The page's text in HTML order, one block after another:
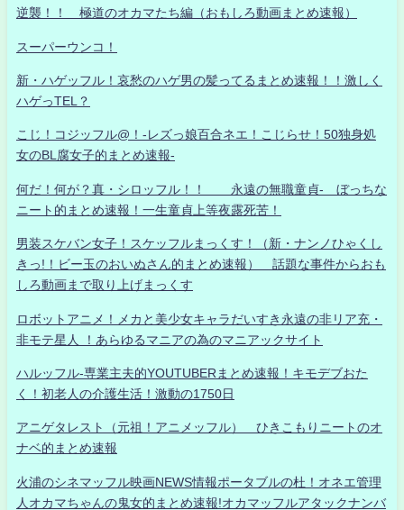
逆襲！！ 極道のオカマたち編（おもしろ動画まとめ速報）
スーパーウンコ！
新・ハゲッフル！哀愁のハゲ男の髪ってるまとめ速報！！激しく
ハゲっTEL？
こじ！コジッフル@！-レズっ娘百合ネエ！こじらせ！50独身処
女のBL腐女子的まとめ速報-
何だ！何が？真・シロッフル！！ 永遠の無職童貞- ぼっちな
ニート的まとめ速報！一生童貞上等夜露死苦！
男装スケバン女子！スケッフルまっくす！（新・ナンノひゃくし
きっ!！ビー玉のおいぬさん的まとめ速報） 話題な事件からおも
しろ動画まで取り上げまっくす
ロボットアニメ！メカと美少女キャラだいすき永遠の非リア充・
非モテ星人 ！あらゆるマニアの為のマニアックサイト
ハルッフル-専業主夫的YOUTUBERまとめ速報！キモデブおた
く！初老人の介護生活！激動の1750日
アニゲタレスト（元祖！アニメッフル） ひきこもりニートのオ
ナベ的まとめ速報
火浦のシネマッフル映画NEWS情報ポータブルの杜！オネエ管理
人オカマちゃんの鬼女的まとめ速報!オカマッフルアタックナンバ